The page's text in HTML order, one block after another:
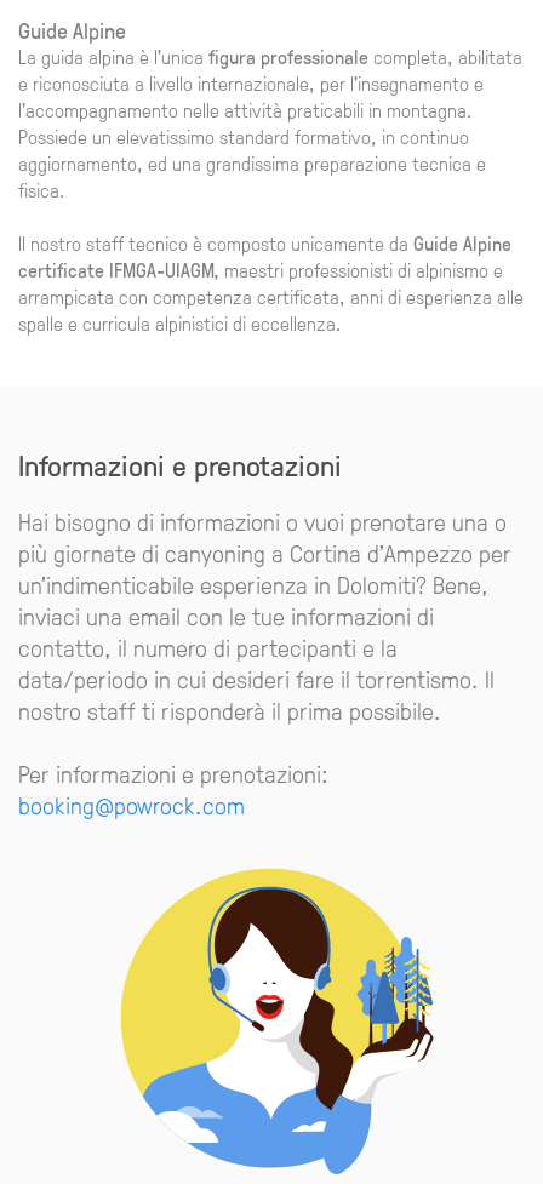
Guide Alpine
La guida alpina è l'unica figura professionale completa, abilitata
e riconosciuta a livello internazionale, per l'insegnamento e
l'accompagnamento nelle attività praticabili in montagna.
Possiede un elevatissimo standard formativo, in continuo
aggiornamento, ed una grandissima preparazione tecnica e
fisica.
Il nostro staff tecnico è composto unicamente da Guide Alpine
certificate IFMGA-UIAGM, maestri professionisti di alpinismo e
arrampicata con competenza certificata, anni di esperienza alle
spalle e curricula alpinistici di eccellenza.
Informazioni e prenotazioni
Hai bisogno di informazioni o vuoi prenotare una o
più giornate di canyoning a Cortina d'Ampezzo per
un'indimenticabile esperienza in Dolomiti? Bene,
inviaci una email con le tue informazioni di
contatto, il numero di partecipanti e la
data/periodo in cui desideri fare il torrentismo. Il
nostro staff ti risponderà il prima possibile.
Per informazioni e prenotazioni:
booking@powrock.com